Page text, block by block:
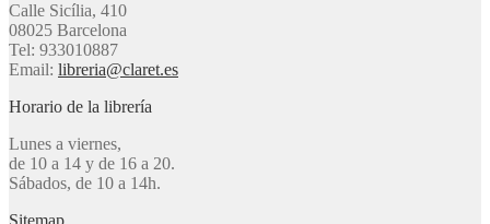
Calle Sicília, 410
08025 Barcelona
Tel: 933010887
Email: libreria@claret.es
Horario de la librería
Lunes a viernes,
de 10 a 14 y de 16 a 20.
Sábados, de 10 a 14h.